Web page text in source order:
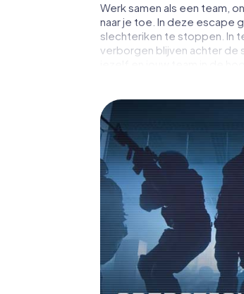
Werk samen als een team,
naar je toe. In deze escape
slechteriken te stoppen. In
verborgen blijven achter de
jezelf en jouw team in de
verander Grünberg in een